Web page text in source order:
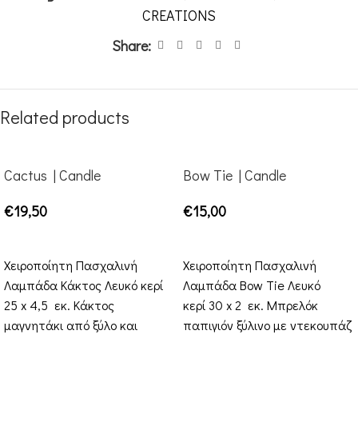
CREATIONS
Share:
Related products
Cactus | Candle
€19,50
Χειροποίητη Πασχαλινή
Λαμπάδα Κάκτος Λευκό κερί
25 x 4,5 εκ. Κάκτος
μαγνητάκι από ξύλο και
Bow Tie | Candle
€15,00
Χειροποίητη Πασχαλινή
Λαμπάδα Bow Tie Λευκό
κερί 30 x 2 εκ. Μπρελόκ
παπιγιόν ξύλινο με ντεκουπάζ